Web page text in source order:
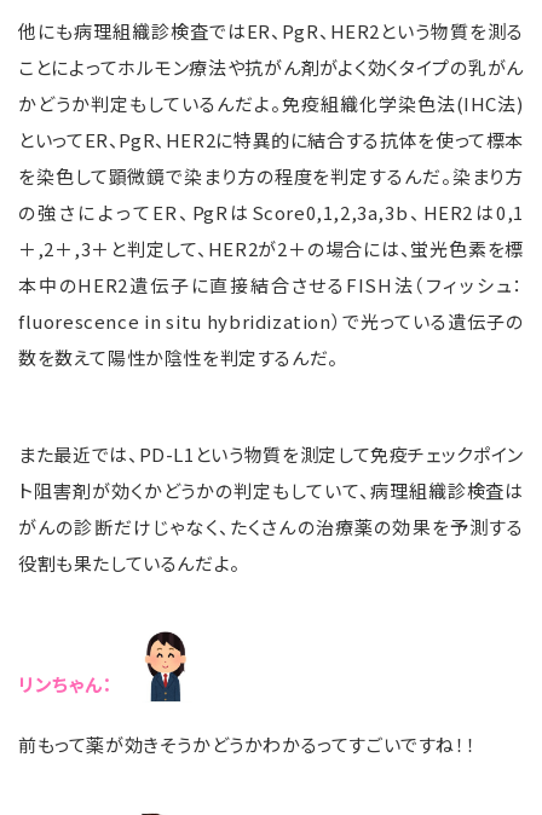
他にも病理組織診検査ではER、PgR、HER2という物質を測る
ことによってホルモン療法や抗がん剤がよく効くタイプの乳がん
かどうか判定もしているんだよ。免疫組織化学染色法(IHC法)
といってER、PgR、HER2に特異的に結合する抗体を使って標本
を染色して顕微鏡で染まり方の程度を判定するんだ。染まり方
の強さによってER、PgRはScore0,1,2,3a,3b、HER2は0,1
＋,2＋,3＋と判定して、HER2が2＋の場合には、蛍光色素を標
本中のHER2遺伝子に直接結合させるFISH法（フィッシュ：
fluorescence in situ hybridization）で光っている遺伝子の
数を数えて陽性か陰性を判定するんだ。
また最近では、PD-L1という物質を測定して免疫チェックポイン
ト阻害剤が効くかどうかの判定もしていて、病理組織診検査は
がんの診断だけじゃなく、たくさんの治療薬の効果を予測する
役割も果たしているんだよ。
リンちゃん：
前もって薬が効きそうかどうかわかるってすごいですね！！